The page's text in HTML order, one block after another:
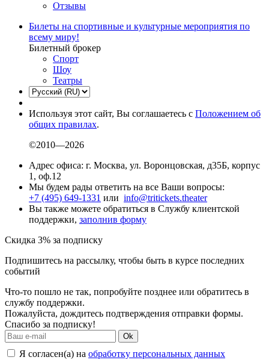
Отзывы
Билеты на спортивные и культурные мероприятия по
всему миру!
Билетный брокер
Спорт
Шоу
Театры
Используя этот сайт, Вы соглашаетесь с Положением об
общих правилах.
©2010—2026
Адрес офиса: г. Москва, ул. Воронцовская, д35Б, корпус
1, оф.12
Мы будем рады ответить на все Ваши вопросы:
+7 (495) 649-1331 или info@tritickets.theater
Вы также можете обратиться в Службу клиентской
поддержки, заполнив форму
Скидка 3% за подписку
Подпишитесь на рассылку, чтобы быть в курсе последних
событий
Что-то пошло не так, попробуйте позднее или обратитесь в
службу поддержки.
Пожалуйста, дождитесь подтверждения отправки формы.
Спасибо за подписку!
Ok
Я согласен(а) на обработку персональных данных